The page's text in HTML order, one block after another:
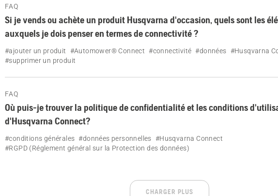
FAQ
Si je vends ou achète un produit Husqvarna d'occasion, quels sont les
auxquels je dois penser en termes de connectivité ?
#ajouter un produit #Automower® Connect #connectivité #données #Husqvarna
#supprimer un produit
FAQ
Où puis-je trouver la politique de confidentialité et les conditions
d'Husqvarna Connect?
#conditions générales #données personnelles #Husqvarna Connect
#RGPD (Réglement général sur la Protection des données)
CHARGER PLUS